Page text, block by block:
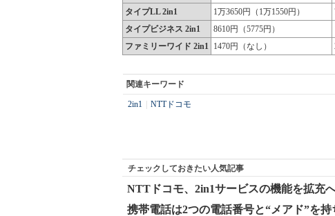
タイプLL 2in1
1万3650円（1万1550円）
タイプビジネス 2in1
8610円（5775円）
ファミリーワイド 2in1 1470円（なし）
関連キーワード
2in1 NTTドコモ
チェックしておきたい人気記事
NTTドコモ、2in1サービスの機能を拡充
携帯電話は2つの電話番号と“メアド”を